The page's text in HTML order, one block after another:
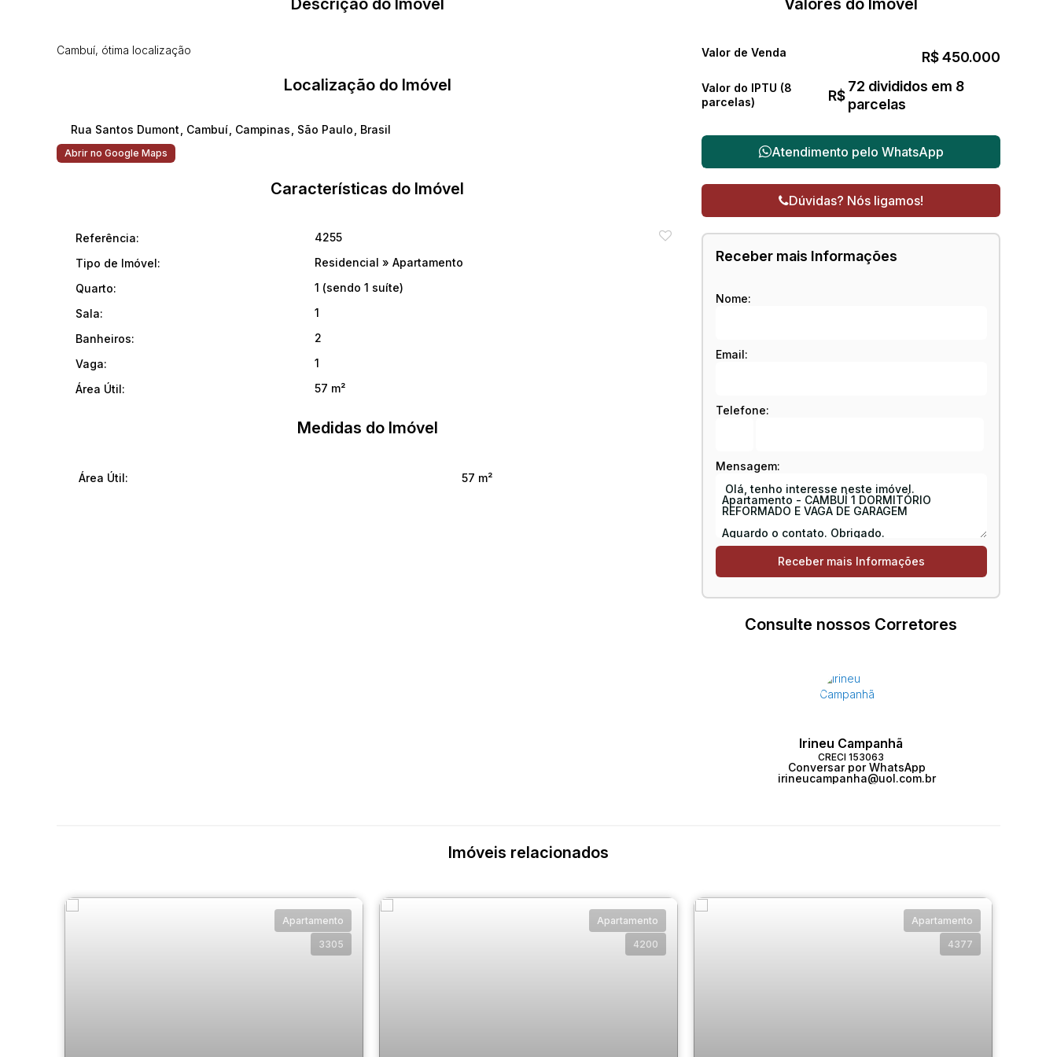
Descrição do Imóvel
Cambuí, ótima localização
Localização do Imóvel
Rua Santos Dumont Cambuí Campinas São Paulo Brasil
Abrir no Google Maps
Características do Imóvel
Referência:
4255
Tipo de Imóvel:
Residencial » Apartamento
Quarto:
1 (sendo 1 suíte)
Sala:
1
Banheiros:
2
Vaga:
1
Área Útil:
57 m²
Medidas do Imóvel
Área Útil: 57 m²
Valores do Imóvel
R$450.000
Valor de Venda
Valor do IPTU (8
parcelas)
R$
72 divididos em 8
parcelas
Atendimento pelo WhatsApp
Dúvidas? Nós ligamos!
Receber mais Informações
Nome:
Email:
Telefone:
Mensagem:
Consulte nossos Corretores
Irineu Campanhã
CRECI 153063
Conversar por WhatsApp
irineucampanha@uol.com.br
Imóveis relacionados
Apartamento
3305
Apartamento
4200
Apartamento
4377